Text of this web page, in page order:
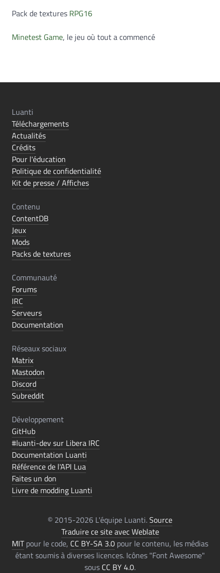
Pack de textures RPG16
Minetest Game, le jeu où tout a commencé
Luanti
Téléchargements
Actualités
Crédits
Pour l'éducation
Politique de confidentialité
Kit de presse / Affiches
Contenu
ContentDB
Jeux
Mods
Packs de textures
Communauté
Forums
IRC
Serveurs
Documentation
Réseaux sociaux
Matrix
Mastodon
Discord
Subreddit
Développement
GitHub
#luanti-dev sur Libera IRC
Documentation Luanti
Référence de l'API Lua
Faites un don
Livre de modding Luanti
© 2015-2026 L'équipe Luanti.Source
Traduire ce site avec Weblate
MITpour le code, CC BY-SA 3.0 pour le contenu, les médias
étant soumis à diverses licences. Icônes "Font Awesome"
sous CC BY 4.0.